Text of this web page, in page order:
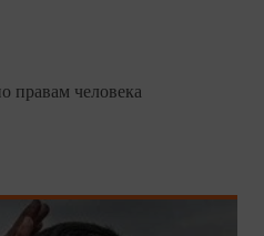
правам человека